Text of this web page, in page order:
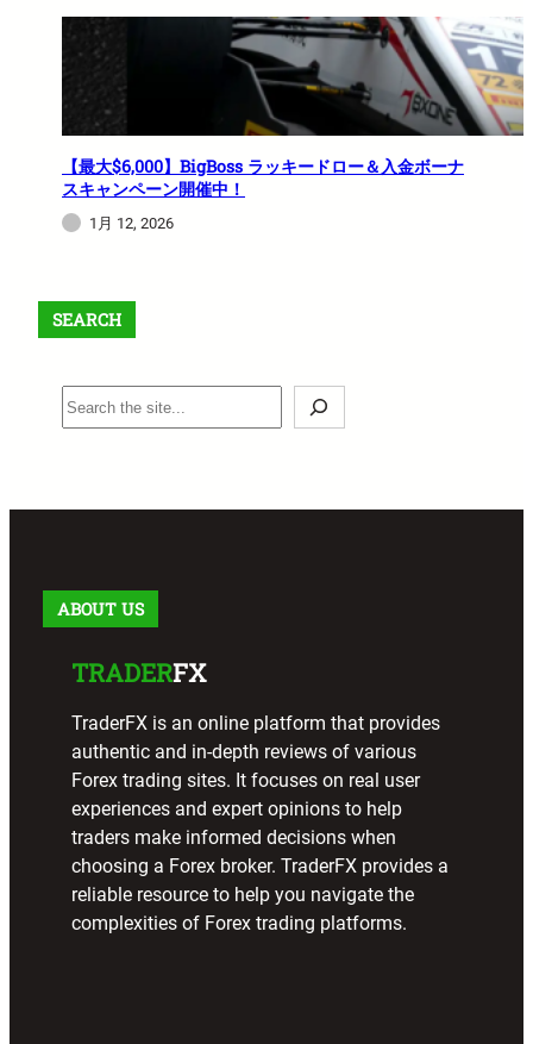
【最大$6,000】BigBoss ラッキードロー＆入金ボーナ
スキャンペーン開催中！
1月 12, 2026
SEARCH
S
e
c
ABOUT US
TRADERFX
TraderFX is an online platform that provides
authentic and in-depth reviews of various
Forex trading sites. It focuses on real user
experiences and expert opinions to help
traders make informed decisions when
choosing a Forex broker. TraderFX provides a
reliable resource to help you navigate the
complexities of Forex trading platforms.